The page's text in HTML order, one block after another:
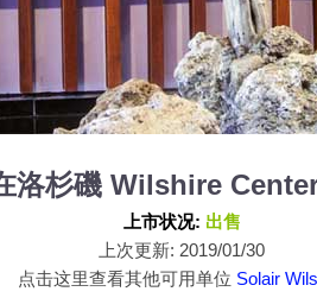
洛杉磯 Wilshire
上市状况: 出售
上次更新: 2019/01/30
点击这里查看其他可用单位 Solair